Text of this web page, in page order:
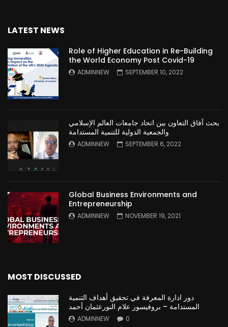
LATEST NEWS
Role of Higher Education in Re-Building
the World Economy Post Covid-19
ADMINNEW SEPTEMBER 10, 2022
بحث آفاق التعاون بين اتحاد جامعات العالم الإسلامي
والجمعية الدولية للتنمية المستدامة
ADMINNEW SEPTEMBER 6, 2022
Global Business Environments and
Entrepreneurship
ADMINNEW NOVEMBER 19, 2021
MOST DISCUSSED
دور ادارة المعرفة في تحقيق أهداف التنمية
المستدامة – بروفيسور علام النورعثمان أحمد
ADMINNEW 0